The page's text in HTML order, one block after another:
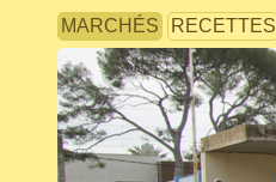
MARCHÉS RECETTES